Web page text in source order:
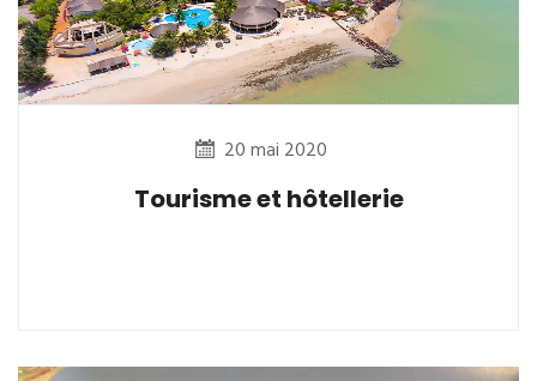
20 mai 2020
Tourisme et hôtellerie